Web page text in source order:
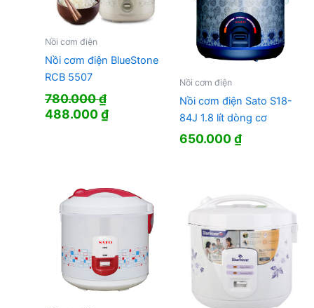
Nồi cơm điện
Nồi cơm điện BlueStone
RCB 5507
780.000₫
Giá
488.000₫Giá
Nồi cơm điện
Nồi cơm điện Sato S18-
84J 1.8 lít dòng cơ
650.000₫